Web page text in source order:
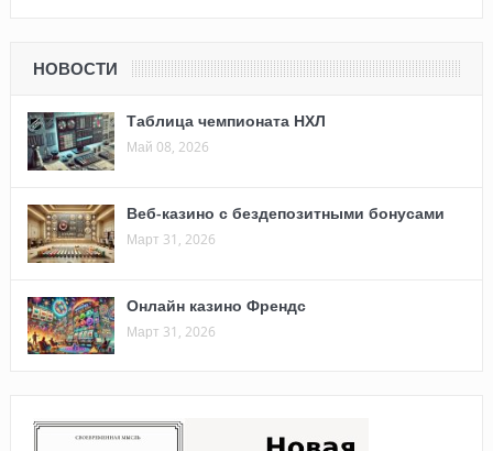
НОВОСТИ
Таблица чемпионата НХЛ
Май 08, 2026
Веб-казино с бездепозитными бонусами
Март 31, 2026
Онлайн казино Френдс
Март 31, 2026